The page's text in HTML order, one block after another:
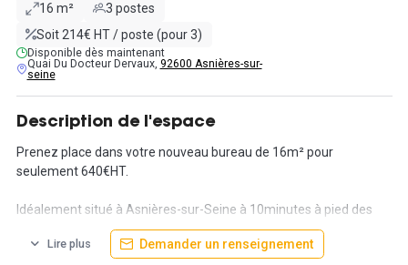
16 m²
3 postes
Soit 214€ HT / poste (pour 3)
Disponible dès maintenant
Quai Du Docteur Dervaux, 92600 Asnières-sur-
seine
Description de l'espace
Prenez place dans votre nouveau bureau de 16m² pour
seulement 640€HT.
Idéalement situé à Asnières-sur-Seine à 10minutes à pied des
commerces ainsi que des transports en communs notamment la
ligne L, ce bureau sécurisé par badge est accessible 24h/24 et
Lire plus Demander un renseignement